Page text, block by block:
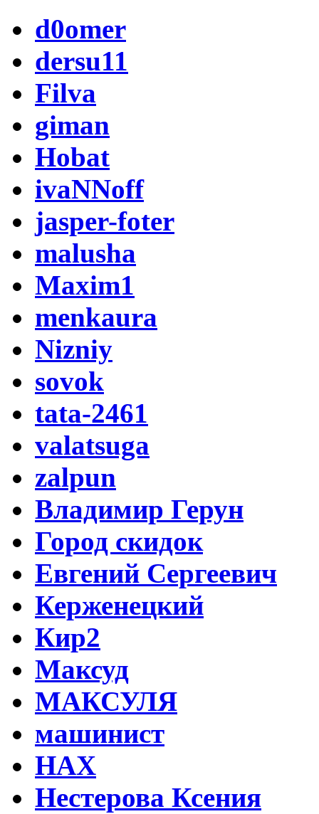
d0omer
dersu11
Filva
giman
Hobat
ivaNNoff
jasper-foter
malusha
Maxim1
menkaura
Nizniy
sovok
tata-2461
valatsuga
zalpun
Владимир Герун
Город скидок
Евгений Сергеевич
Керженецкий
Кир2
Максуд
МАКСУЛЯ
машинист
НАХ
Нестерова Ксения